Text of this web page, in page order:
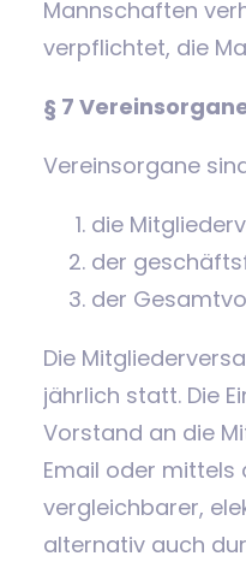
Mannschaften
verpflichtet, die
§ 7
Vereinsorgane
die
der
der
Die
jährlich statt. Die
Vorstand an die
Email oder mittels
vergleichbarer,
alternativ auch